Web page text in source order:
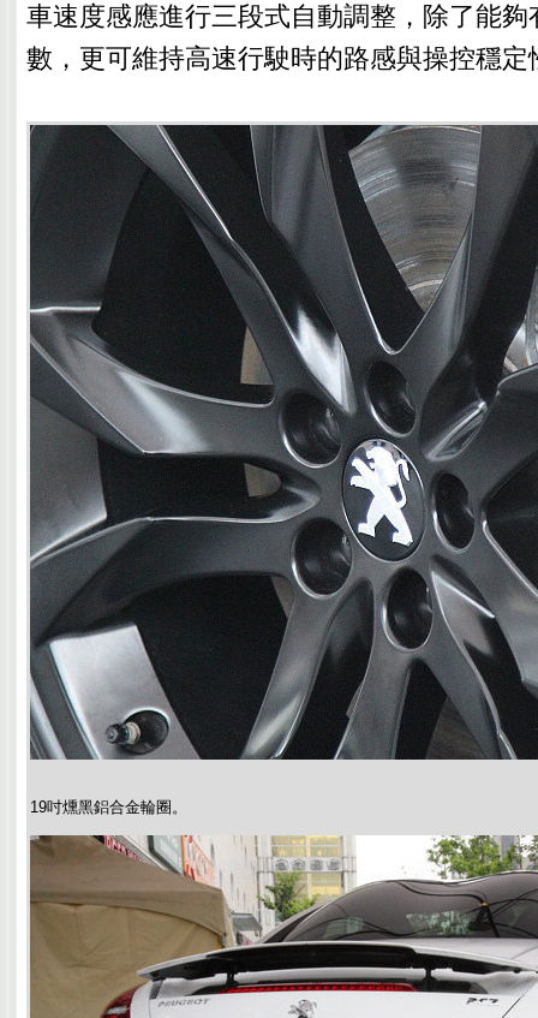
車速度感應進行三段式自動調整，除了能夠
數，更可維持高速行駛時的路感與操控穩定
19吋燻黑鋁合金輪圈。